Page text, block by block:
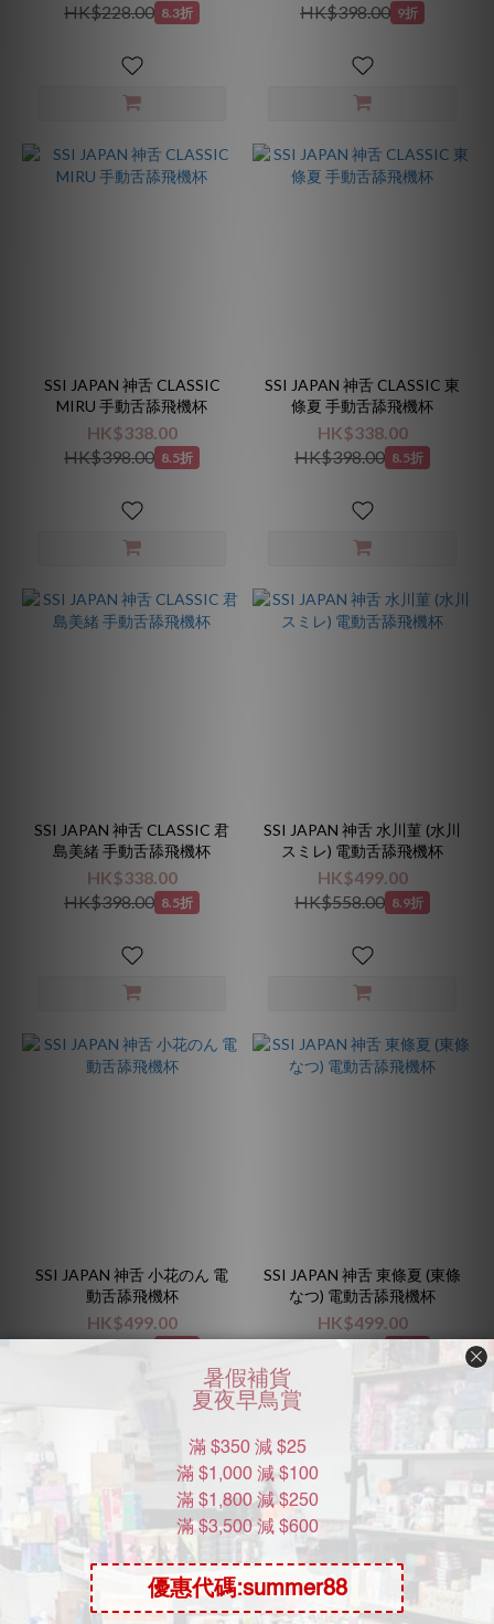
HK$228.00 8.3折
HK$398.00 9折
SSI JAPAN 神舌 CLASSIC
MIRU 手動舌舔飛機杯
HK$338.00
HK$398.00 8.5折
SSI JAPAN 神舌 CLASSIC 東
條夏 手動舌舔飛機杯
HK$338.00
HK$398.00 8.5折
SSI JAPAN 神舌 CLASSIC 君
島美緒 手動舌舔飛機杯
HK$338.00
HK$398.00 8.5折
SSI JAPAN 神舌 水川菫 (水川
スミレ) 電動舌舔飛機杯
HK$499.00
HK$558.00 8.9折
SSI JAPAN 神舌 小花のん 電
動舌舔飛機杯
HK$499.00
HK$558.00
SSI JAPAN 神舌 東條夏 (東條
なつ) 電動舌舔飛機杯
HK$499.00
HK$558.00